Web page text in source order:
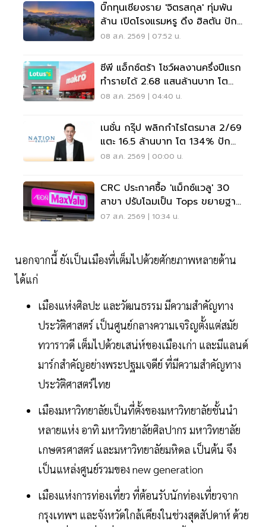
บิ๊กทุนเชียงราย 'จิตรสกุล' ทุ่มพัน
ล้าน เปิดโรงแรมหรู ดึง ฮิลตัน ปัก
หมุดแบรนด์ใหม่
08 ส.ค. 2569 | 07:52 น.
ซีพี แอ็กซ์ตร้า โชว์ผลงานครึ่งปีแรก
ทำรายได้ 2.68 แสนล้านบาท โต
3.6%
08 ส.ค. 2569 | 04:40 น.
เนชั่น กรุ๊ป พลิกกำไรไตรมาส 2/69
แตะ 16.5 ล้านบาท โต 134% ปัก
หมุดสู่ ‘มีเดียเทค’
08 ส.ค. 2569 | 00:00 น.
CRC ประกาศซื้อ 'แม็กซ์แวลู' 30
สาขา ปรับโฉมเป็น Tops ขยายฐาน
ลูกค้าเพิ่ม 9 แสนราย
07 ส.ค. 2569 | 10:34 น.
นอกจากนี้ ยังเป็นเมืองที่เต็มไปด้วยศักยภาพหลายด้าน
ได้แก่
เมืองแห่งศิลปะ และวัฒนธรรม มีความสำคัญทาง
ประวัติศาสตร์ เป็นศูนย์กลางความเจริญตั้งแต่สมัย
ทวาราวดี เต็มไปด้วยเสน่ห์ของเมืองเก่า และมีแลนด์
มาร์กสำคัญอย่างพระปฐมเจดีย์ ที่มีความสำคัญทาง
ประวัติศาสตร์ไทย
เมืองมหาวิทยาลัยเป็นที่ตั้งของมหาวิทยาลัยชั้นนำ
หลายแห่ง อาทิ มหาวิทยาลัยศิลปากร มหาวิทยาลัย
เกษตรศาสตร์ และมหาวิทยาลัยมหิดล เป็นต้น จึง
เป็นแหล่งศูนย์รวมของ new generation
เมืองแห่งการท่องเที่ยว ที่ต้อนรับนักท่องเที่ยวจาก
กรุงเทพฯ และจังหวัดใกล้เคียงในช่วงสุดสัปดาห์ ด้วย